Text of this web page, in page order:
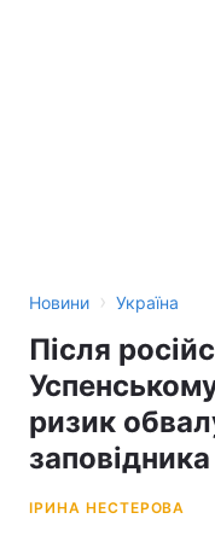
Новини › Україна
Після
ризик
заповідника
ІРИНА НЕСТЕРОВА